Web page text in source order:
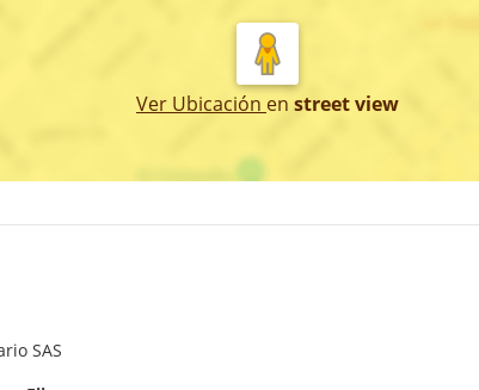
Ver Ubicación en street view
SAS